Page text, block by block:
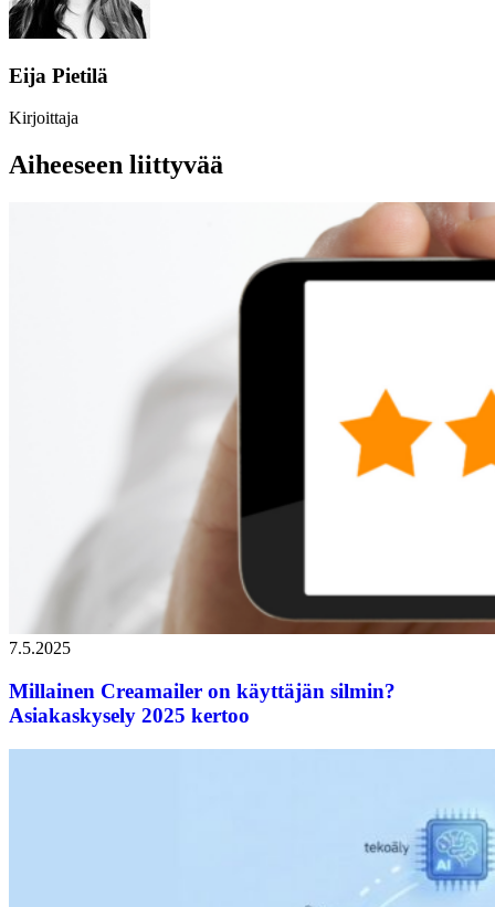
Eija Pietilä
Kirjoittaja
Aiheeseen liittyvää
7.5.2025
Millainen Creamailer on käyttäjän silmin?
Asiakaskysely 2025 kertoo